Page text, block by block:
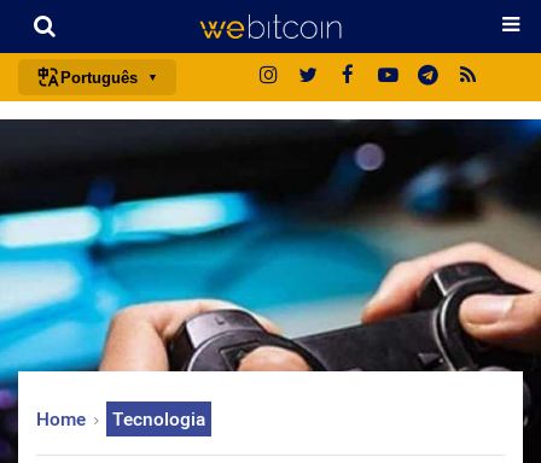
Português
español
français
italiano
deutsch
日本語
русский
Home Tecnologia